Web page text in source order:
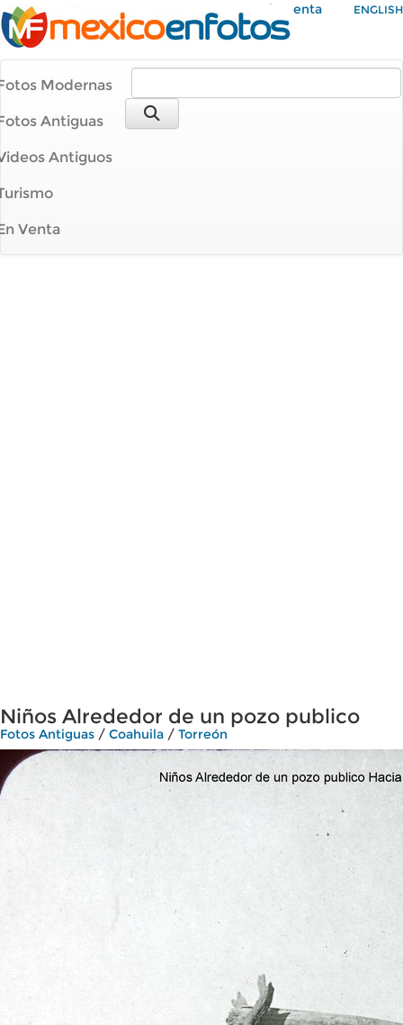
Mi Cuenta ENGLISH
Modernas
Antiguas
Antiguos
Venta
Niños Alrededor de un pozo publico
Fotos Antiguas / Coahuila / Torreón